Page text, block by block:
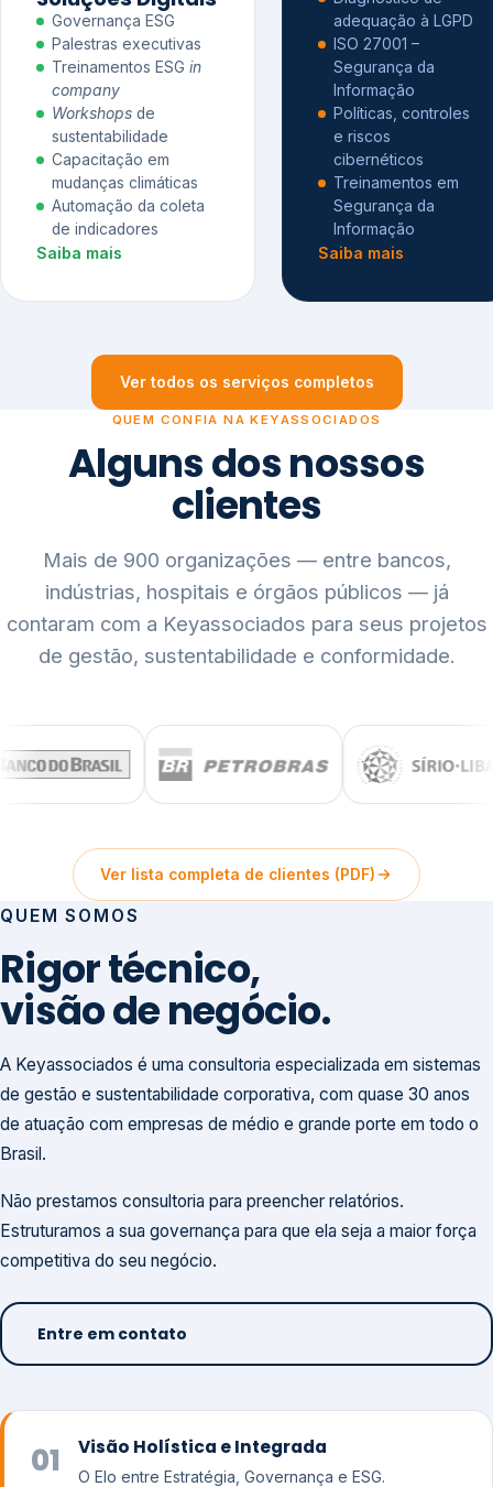
Governança ESG
Palestras executivas
Treinamentos ESG in
company
Workshops de
sustentabilidade
Capacitação em
mudanças climáticas
Automação da coleta
de indicadores
Saiba mais
adequação à LGPD
ISO 27001 –
Segurança da
Informação
Políticas, controles
e riscos
cibernéticos
Treinamentos em
Segurança da
Informação
Saiba mais
Ver todos os serviços completos
QUEM CONFIA NA KEYASSOCIADOS
Alguns dos nossos
clientes
Mais de 900 organizações — entre bancos,
indústrias, hospitais e órgãos públicos — já
contaram com a Keyassociados para seus projetos
de gestão, sustentabilidade e conformidade.
Ver lista completa de clientes (PDF)
QUEM SOMOS
Rigor técnico,
visão de negócio.
A Keyassociados é uma consultoria especializada em sistemas
de gestão e sustentabilidade corporativa, com quase 30 anos
de atuação com empresas de médio e grande porte em todo o
Brasil.
Não prestamos consultoria para preencher relatórios.
Estruturamos a sua governança para que ela seja a maior força
competitiva do seu negócio.
Entre em contato
01 Visão Holística e Integrada
O Elo entre Estratégia, Governança e ESG.